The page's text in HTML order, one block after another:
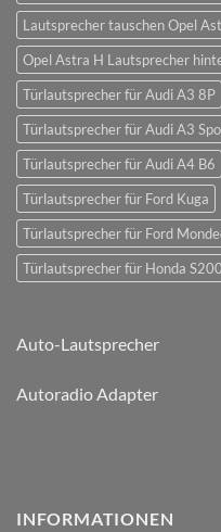
Lautsprecher tauschen Opel
Opel Astra H Lautsprecher
Türlautsprecher für Audi A3 8P
Türlautsprecher für Audi A3
Türlautsprecher für Audi A4 B6
Türlautsprecher für Ford Kuga
Türlautsprecher für Ford
Türlautsprecher für Honda
Auto-Lautsprecher
Autoradio Adapter
INFORMATIONEN